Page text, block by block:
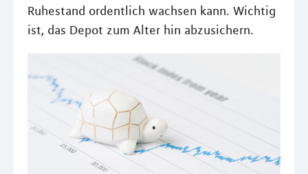
Ruhestand ordentlich wachsen kann. Wichtig
ist, das Depot zum Alter hin abzusichern.